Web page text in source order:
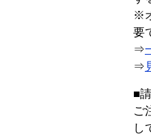
※
要
⇒
⇒
■
ご
し